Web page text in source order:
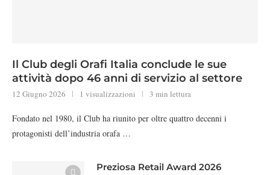
Il Club degli Orafi Italia conclude le sue
attività dopo 46 anni di servizio al settore
12 Giugno 2026 1 visualizzazioni 3 min lettura
Fondato nel 1980, il Club ha riunito per oltre quattro decenni i
protagonisti dell’industria orafa …
Preziosa Retail Award 2026